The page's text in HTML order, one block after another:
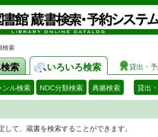
検索
索 いろいろ検索 貸出・
ンル検索 NDC分類検索 典拠検索 貸出
して、蔵書を検索することができます。